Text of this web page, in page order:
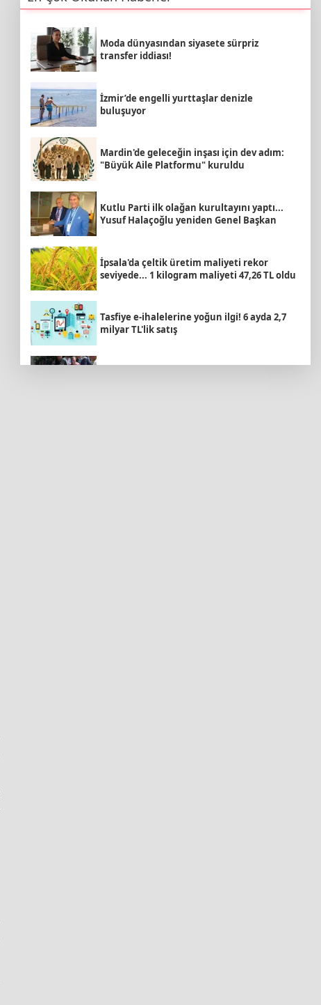
Moda dünyasından siyasete sürpriz
transfer iddiası!
İzmir’de engelli yurttaşlar denizle
buluşuyor
Mardin'de geleceğin inşası için dev adım:
"Büyük Aile Platformu" kuruldu
Kutlu Parti ilk olağan kurultayını yaptı...
Yusuf Halaçoğlu yeniden Genel Başkan
İpsala'da çeltik üretim maliyeti rekor
seviyede... 1 kilogram maliyeti 47,26 TL oldu
Tasfiye e-ihalelerine yoğun ilgi! 6 ayda 2,7
milyar TL'lik satış